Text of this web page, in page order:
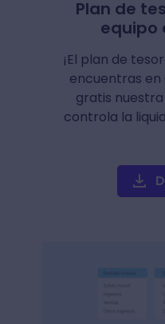
Plan de
equipo
¡El plan de
encuentras
gratis
controla la